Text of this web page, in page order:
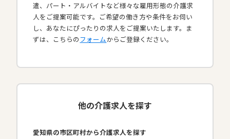
遣、パート・アルバイトなど様々な雇用形態の介護求
人をご提案可能です。ご希望の働き方や条件をお伺い
し、あなたにぴったりの求人をご提案いたします。ま
ずは、こちらのフォームからご登録ください。
他の介護求人を探す
愛知県の市区町村から介護求人を探す